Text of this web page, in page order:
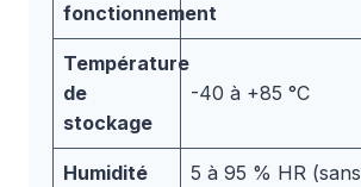
fonctionnement
Température
de
stockage
-40 à +85 °C
Humidité
5 à 95 % HR (sans